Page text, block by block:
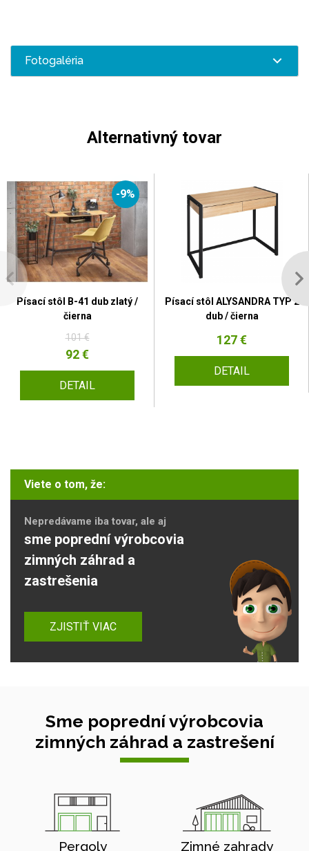
Fotogaléria
Alternativný tovar
-9%
Písací stôl B-41 dub zlatý /
čierna
101 €
92 €
DETAIL
Písací stôl ALYSANDRA TYP 2
dub / čierna
127 €
DETAIL
Viete o tom, že:
Nepredávame iba tovar, ale aj
sme poprední výrobcovia
zimných záhrad a
zastrešenia
ZJISTIŤ VIAC
Sme poprední výrobcovia
zimných záhrad a zastrešení
Pergoly Zimné zahrady